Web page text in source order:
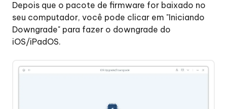
Depois que o pacote de firmware for baixado no
seu computador, você pode clicar em "Iniciando
Downgrade" para fazer o downgrade do
iOS/iPadOS.